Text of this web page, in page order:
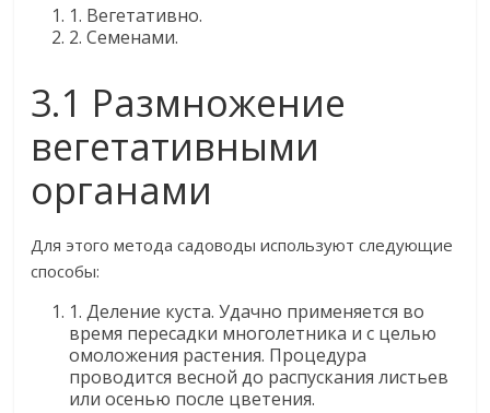
1. Вегетативно.
2. Семенами.
3.1 Размножение
вегетативными
органами
Для этого метода садоводы используют следующие
способы:
1. Деление куста. Удачно применяется во
время пересадки многолетника и с целью
омоложения растения. Процедура
проводится весной до распускания листьев
или осенью после цветения.